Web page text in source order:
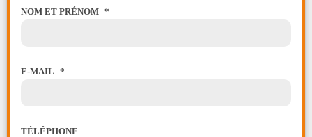
NOM ET PRÉNOM
E-MAIL
TÉLÉPHONE